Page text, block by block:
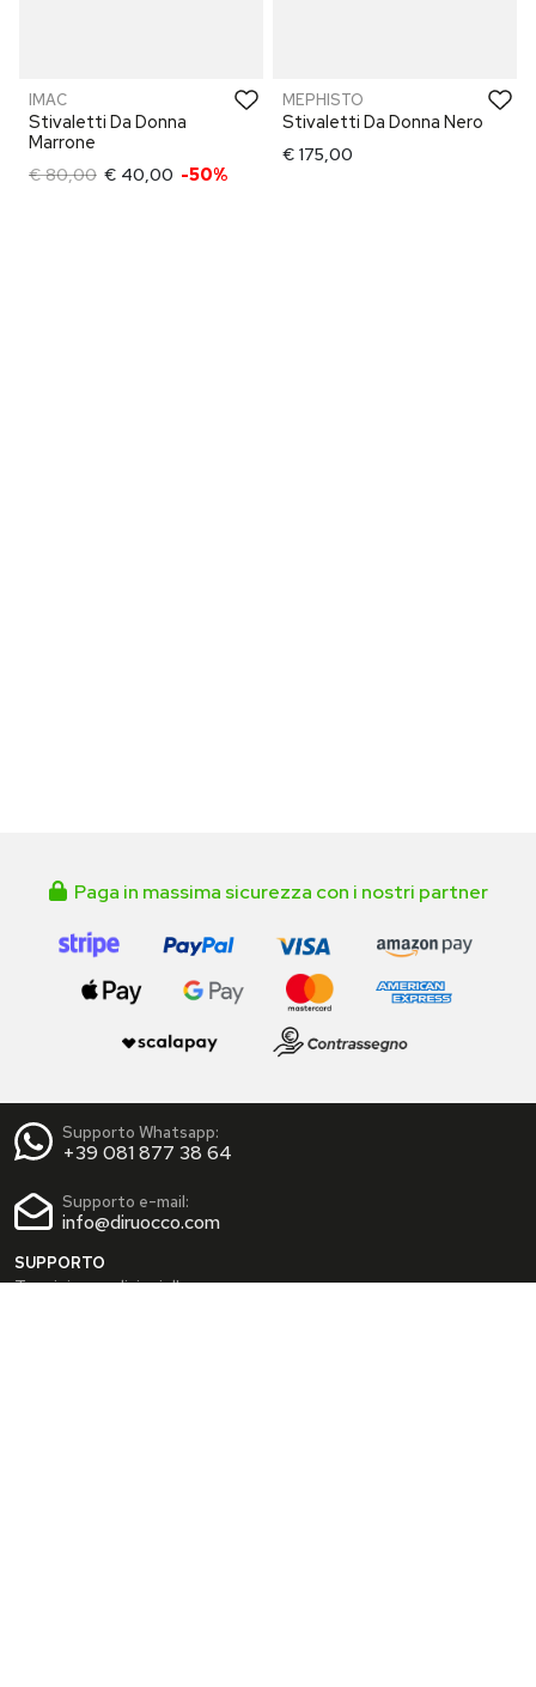
IMAC
Stivaletti Da Donna
Marrone
€ 80,00 € 40,00 -50%
MEPHISTO
Stivaletti Da Donna Nero
€ 175,00
Paga in massima sicurezza con i nostri partner
Supporto Whatsapp:
+39 081 877 38 64
Supporto e-mail:
info@diruocco.com
SUPPORTO
Termini e condizioni d'uso